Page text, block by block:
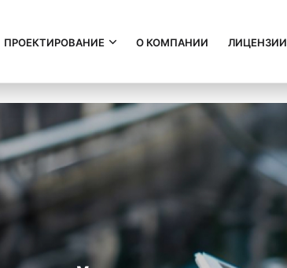
ПРОЕКТИРОВАНИЕ О КОМПАНИИ ЛИЦЕНЗИИ